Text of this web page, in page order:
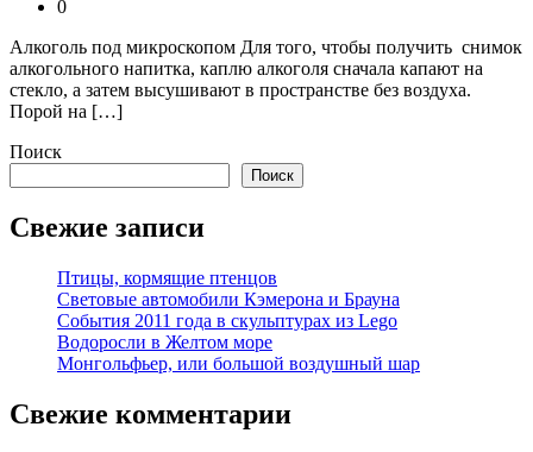
0
Алкоголь под микроскопом Для того, чтобы получить снимок
алкогольного напитка, каплю алкоголя сначала капают на
стекло, а затем высушивают в пространстве без воздуха.
Порой на […]
Поиск
Поиск
Свежие записи
Птицы, кормящие птенцов
Световые автомобили Кэмерона и Брауна
События 2011 года в скульптурах из Lego
Водоросли в Желтом море
Монгольфьер, или большой воздушный шар
Свежие комментарии